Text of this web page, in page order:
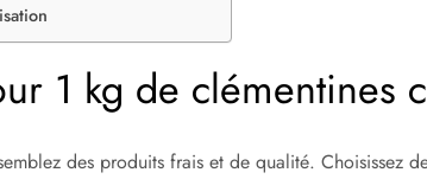
1 kg de clémentines
des produits frais et de qualité. Choisissez